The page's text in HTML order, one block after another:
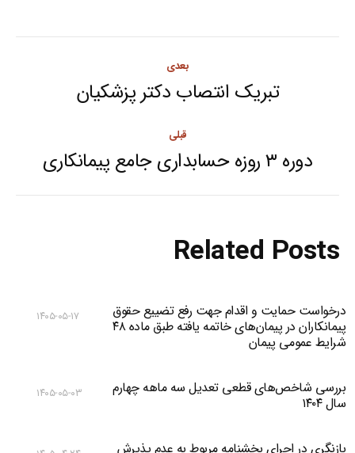
Post
navigation
قبلی
Previous
دوره ۳ روزه حسابداری جامع پیمانکاری
بعدی
Next
تبریک انتصاب دکتر پزشکیان
Related Posts
درخواست حمایت و اقدام جهت رفع تضییع حقوق
پیمانکاران در پیمان‌های خاتمه یافته طبق ماده ۴۸
شرایط عمومی پیمان
۱۴۰۵-۰۵-۱۷
بررسی شاخص‌های قطعی تعدیل سه ماهه چهارم
سال ۱۴۰۴
۱۴۰۵-۰۵-۰۳
بازنگری در اجرای بخشنامه مربوط به عدم پذیرش